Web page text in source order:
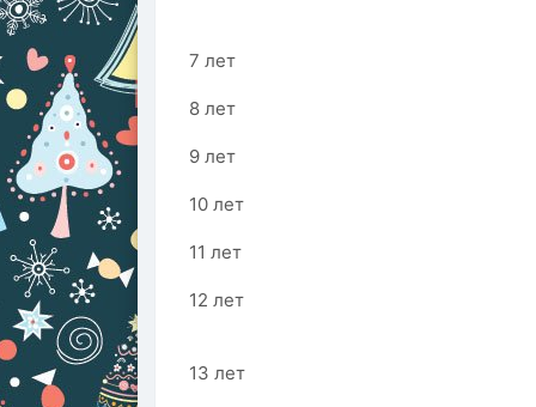
7 лет
8 лет
9 лет
10 лет
11 лет
12 лет
13 лет